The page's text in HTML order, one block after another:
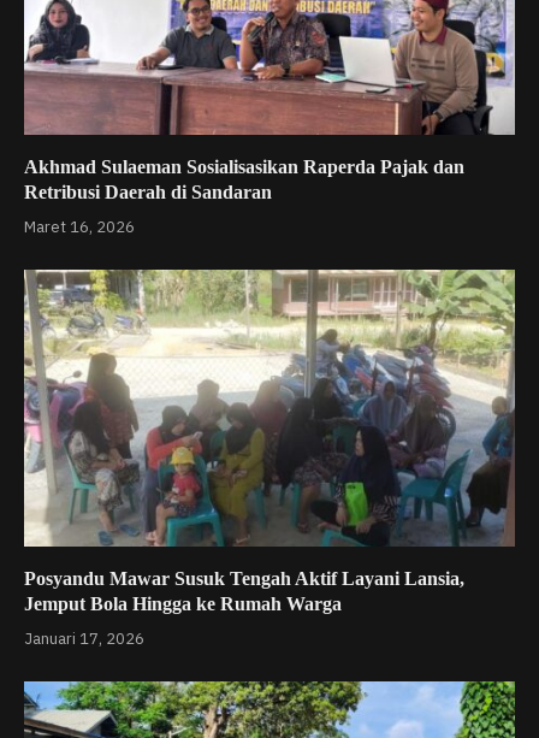
Akhmad Sulaeman Sosialisasikan Raperda Pajak dan
Retribusi Daerah di Sandaran
Maret 16, 2026
Posyandu Mawar Susuk Tengah Aktif Layani Lansia,
Jemput Bola Hingga ke Rumah Warga
Januari 17, 2026